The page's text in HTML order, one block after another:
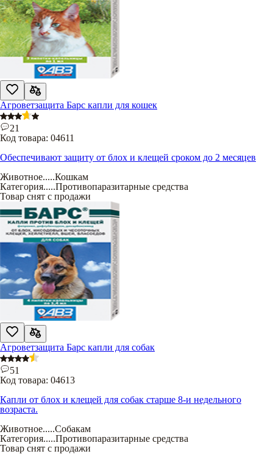
Агроветзащита Барс капли для кошек
21
Код товара: 04611
Обеспечивают защиту от блох и клещей сроком до 2 месяцев
Животное.....Кошкам
Категория.....Противопаразитарные средства
Товар снят с продажи
Агроветзащита Барс капли для собак
51
Код товара: 04613
Капли от блох и клещей для собак старше 8-и недельного
возраста.
Животное.....Собакам
Категория.....Противопаразитарные средства
Товар снят с продажи